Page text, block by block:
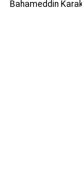
Bahameddin